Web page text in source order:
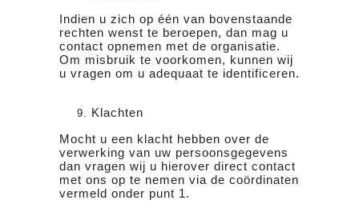
Indien u zich op één van bovenstaande
rechten wenst te beroepen, dan mag u
contact opnemen met de organisatie.
Om misbruik te voorkomen, kunnen wij
u vragen om u adequaat te identificeren.
Klachten
Mocht u een klacht hebben over de
verwerking van uw persoonsgegevens
dan vragen wij u hierover direct contact
met ons op te nemen via de coördinaten
vermeld onder punt 1.